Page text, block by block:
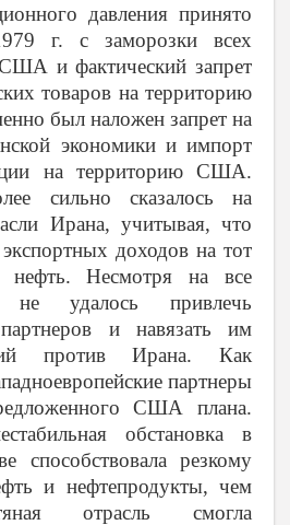
давления принято
г. с заморозки всех
и фактический запрет
товаров на территорию
был наложен запрет на
экономики и импорт
на территорию США.
сильно сказалось на
Ирана, учитывая, что
доходов на тот
нефть. Несмотря на все
удалось привлечь
и навязать им
против Ирана. Как
партнеры
США плана.
обстановка в
способствовала резкому
и нефтепродукты, чем
отрасль смогла